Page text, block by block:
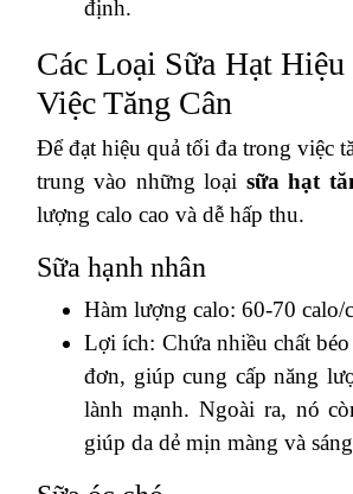
định.
Các Loại Sữa Hạt Hiệu
Việc Tăng Cân
Để đạt hiệu quả tối đa trong việc
trung vào những loại sữa hạt
lượng calo cao và dễ hấp thu.
Sữa hạnh nhân
Hàm lượng calo: 60-70 calo/
Lợi ích: Chứa nhiều chất
đơn, giúp cung cấp năng
lành mạnh. Ngoài ra, nó
giúp da dẻ mịn màng và